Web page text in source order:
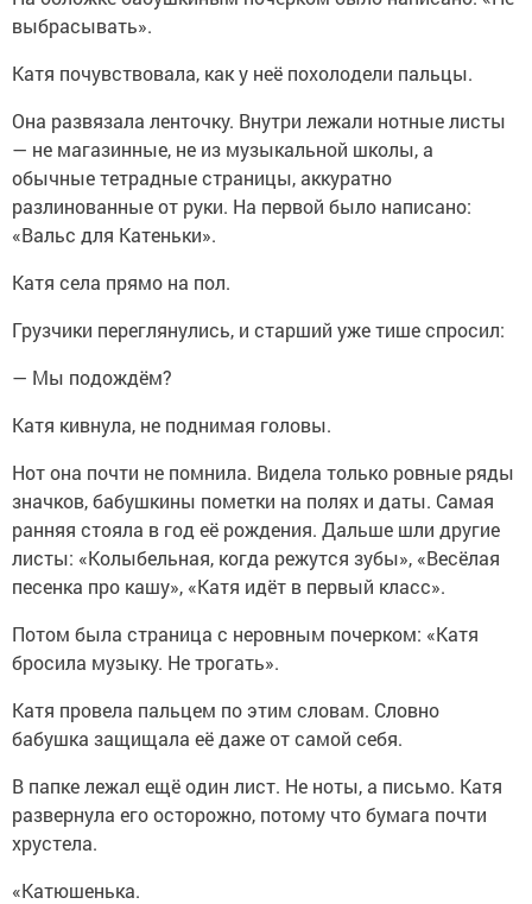
выбрасывать».
Катя почувствовала, как у неё похолодели пальцы.
Она развязала ленточку. Внутри лежали нотные листы
— не магазинные, не из музыкальной школы, а
обычные тетрадные страницы, аккуратно
разлинованные от руки. На первой было написано:
«Вальс для Катеньки».
Катя села прямо на пол.
Грузчики переглянулись, и старший уже тише спросил:
— Мы подождём?
Катя кивнула, не поднимая головы.
Нот она почти не помнила. Видела только ровные ряды
значков, бабушкины пометки на полях и даты. Самая
ранняя стояла в год её рождения. Дальше шли другие
листы: «Колыбельная, когда режутся зубы», «Весёлая
песенка про кашу», «Катя идёт в первый класс».
Потом была страница с неровным почерком: «Катя
бросила музыку. Не трогать».
Катя провела пальцем по этим словам. Словно
бабушка защищала её даже от самой себя.
В папке лежал ещё один лист. Не ноты, а письмо. Катя
развернула его осторожно, потому что бумага почти
хрустела.
«Катюшенька.